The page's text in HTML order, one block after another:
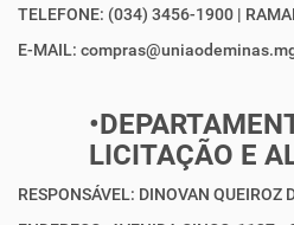
TELEFONE: (034) 3456-1900 |
E-MAIL:
LICITAÇÃO E
RESPONSÁVEL: DINOVAN QUEIROZ